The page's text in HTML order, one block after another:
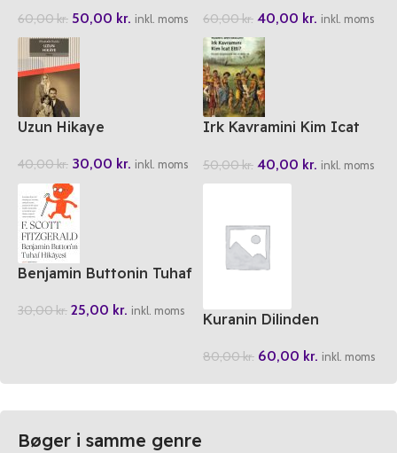
60,00kr. 50,00 kr. inkl. moms 60,00kr. 40,00 kr. inkl. moms
Uzun Hikaye
40,00kr. 30,00 kr. inkl. moms
Irk Kavramini Kim Icat
50,00kr. 40,00 kr. inkl. moms
Benjamin Buttonin Tuhaf
30,00kr. 25,00 kr. inkl. moms
Kuranin Dilinden
80,00kr. 60,00 kr. inkl. moms
Bøger i samme genre